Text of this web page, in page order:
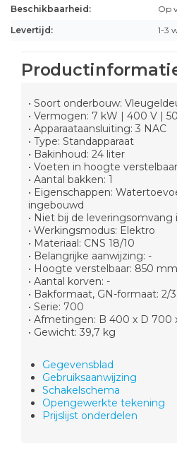
Beschikbaarheid:
Op
Levertijd:
1-3
• Soort onderbouw:
• Vermogen: 7 kW | 400 V |
• Apparaataansluiting: 3 NAC
• Type: Standapparaat
• Bakinhoud: 24 liter
• Voeten in hoogte
• Aantal bakken: 1
• Eigenschappen:
ingebouwd
• Niet bij de
• Werkingsmodus: Elektro
• Materiaal: CNS 18/10
• Belangrijke aanwijzing: -
• Hoogte verstelbaar: 850
• Aantal korven: -
• Bakformaat, GN-formaat: 2/3
• Serie: 700
• Afmetingen: B 400 x D 700
• Gewicht: 39,7 kg
Gegevensblad
Gebruiksaanwijzing
Schakelschema
Opengewerkte tekening
Prijslijst onderdelen